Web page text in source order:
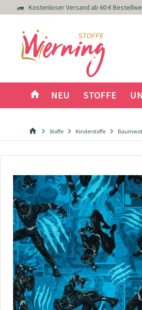
Kostenloser Versand ab 60 €
NEU STOFFE
Stoffe Kinderstoffe